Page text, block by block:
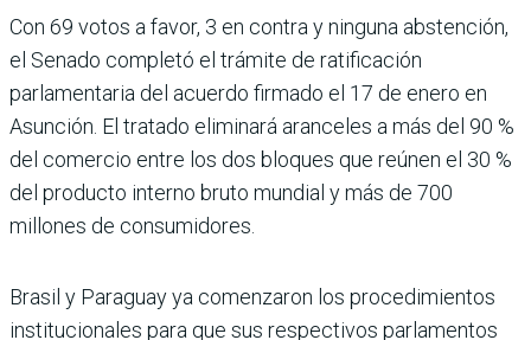
Con 69 votos a favor, 3 en contra y nin­guna abstención,
el Senado completó el trámite de ratificación
parlamenta­ria del acuerdo firmado el 17 de enero en
Asunción. El tra­tado eliminará aranceles a más del 90 %
del comercio entre los dos bloques que reúnen el 30 %
del producto interno bruto mundial y más de 700
millones de consu­midores.
Brasil y Paraguay ya comen­zaron los procedimientos
institucionales para que sus respectivos parlamen­tos